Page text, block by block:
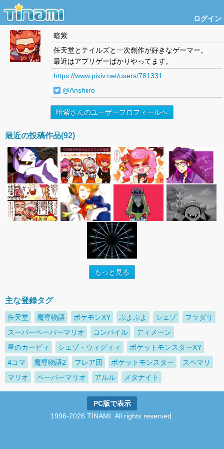
ログイン
暗紫
任天堂とテイルズと一次創作が好きなゲーマー。
最近はアプリゲーばかりやってます。
https://www.pixiv.net/users/781331
@Anshiiro
暗紫さんのユーザープロフィールへ
最近の投稿作品(92)
もっと見る
主な登録タグ
任天堂 魔導物語 ポケモンXY ぷよぷよ シェゾ
フラダリ
スーパーペーパーマリオ
コンパイル
ディメーン
星のカービィ
シェゾ・ウィグィィ
ポケットモンスターXY
4コマ
魔導物語2 フレア団 ポケットモンスター
スペマリ
マリオ
ペーパーマリオ アルル メタナイト
PC版で表示
1996-2026 TINAMI. All rights reserved.